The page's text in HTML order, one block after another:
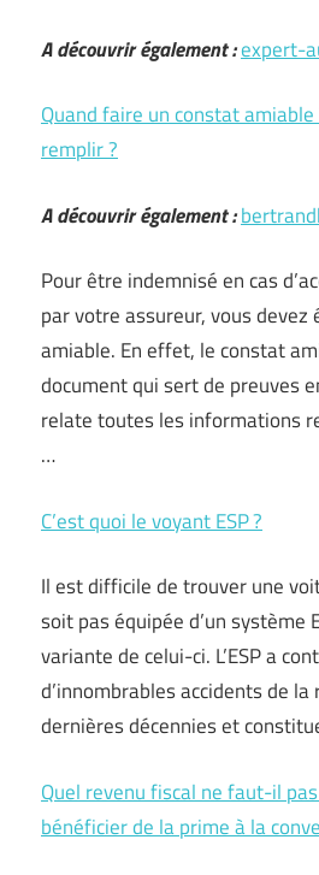
A découvrir également :expert-
Quand faire un constat
remplir ?
A découvrir également :
Pour être indemnisé en cas
par votre assureur, vous
amiable. En effet, le constat
document qui sert de preuves
relate toutes les informations
…
C’est quoi le voyant ESP ?
Il est difficile de trouver une
soit pas équipée d’un système
variante de celui-ci. L’ESP a
d’innombrables accidents de
dernières décennies et
Quel revenu fiscal ne faut-il
bénéficier de la prime à la